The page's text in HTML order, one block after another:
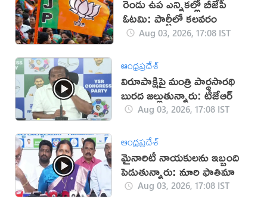
ఓటమి: పార్టీలో కలవరం
Aug 03, 2026, 17:08 IST
ఆంధ్రప్రదేశ్
విరూపాక్షిపై మంత్రి పార్థసారథి
బురద జల్లుతున్నారు: టీజేఆర్
Aug 03, 2026, 17:08 IST
ఆంధ్రప్రదేశ్
మైనారిటీ నాయకులను ఇబ్బంది
పెడుతున్నారు: నూరి ఫాతిమా
Aug 03, 2026, 17:08 IST